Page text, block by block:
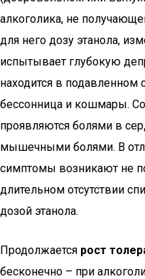
алкоголика, не
для него дозу этанола,
испытывает глубокую
находится в подавленном
бессонница и кошмары.
проявляются болями в
мышечными болями. В
симптомы возникают не
длительном отсутствии
дозой этанола.
Продолжается рост
бесконечно – при